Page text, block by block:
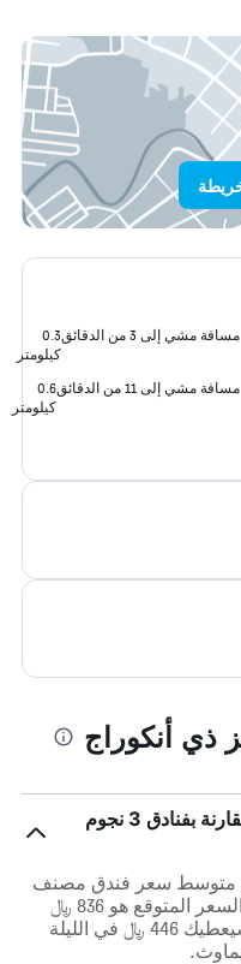
مسافة مشي إلى 3 من الدقائق
0.3
كيلومتر
مسافة مشي إلى 11 من الدقائق
0.6
كيلومتر
ذي أنكوراج
هل الأسعار في ذي أنكوراج قابلة للمقارنة بفنادق 3 نجوم
متوسط ​​سعر فندق مصنف
3 نجوم في ويماوث. في المتوسط ، السعر المتوقع هو 836 ﷼
في الليلة في ويماوث. ذي أنكوراج سيعطيك 446 ﷼ في الليلة